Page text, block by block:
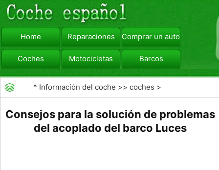
Home Reparaciones Comprar un automóvil
Coches Motocicletas Barcos
viajar Camiones
* Información del coche >>coches >
Consejos para la solución de problemas
del acoplado del barco Luces